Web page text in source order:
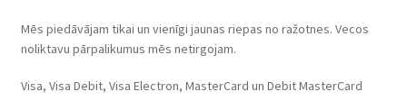
Mēs piedāvājam tikai un vienīgi jaunas riepas no ražotnes. Vecos
noliktavu pārpalikumus mēs netirgojam.
Visa, Visa Debit, Visa Electron, MasterCard un Debit MasterCard